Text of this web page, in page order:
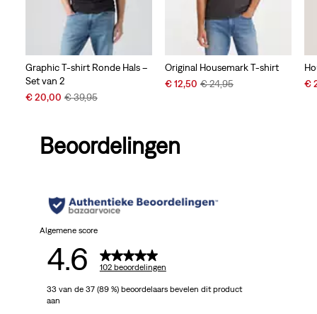
Graphic T-shirt Ronde Hals –
Set van 2
Sale
€ 20,00 Original
€ 39,95
Original Housemark T-shirt
Sale
€ 12,50 Original
€ 24,95 €
Beoordelingen
Algemene score
4.6 102 beoordelingen
33 van de 37 (89 %) beoordelaars bevelen dit product
aan